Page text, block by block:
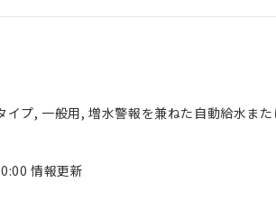
イプ, 一般用, 増水警報を兼ねた自動給水ま
情報更新